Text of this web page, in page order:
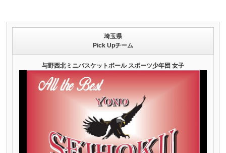
埼玉県
Pick Upチーム
与野西北ミニバスケットボール スポーツ少年団 女子